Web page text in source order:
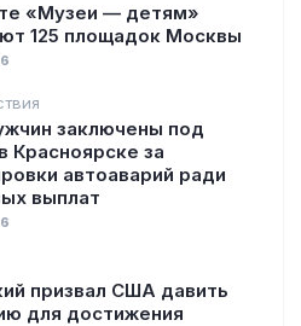
«Музеи — детям»
125 площадок Москвы
заключены под
Красноярске за
автоаварий ради
выплат
призвал США давить
для достижения